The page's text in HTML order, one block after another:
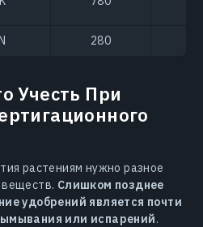
280
Учесть При
растениям нужно разное
веществ. Слишком позднее
удобрений является почти
или испарений.